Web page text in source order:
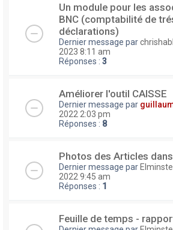
Un module pour les
BNC (comptabilité de
déclarations)
Dernier message par
2023 8:11 am
Réponses : 3
Améliorer l'outil CAISSE
Dernier message par
2022 2:03 pm
Réponses : 8
Photos des Articles
Dernier message par
2022 9:45 am
Réponses : 1
Feuille de temps -